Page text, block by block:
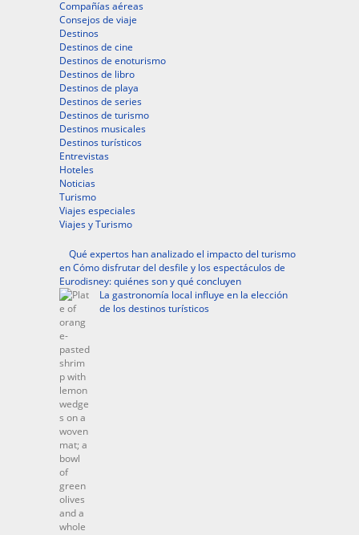
Compañías aéreas
Consejos de viaje
Destinos
Destinos de cine
Destinos de enoturismo
Destinos de libro
Destinos de playa
Destinos de series
Destinos de turismo
Destinos musicales
Destinos turísticos
Entrevistas
Hoteles
Noticias
Turismo
Viajes especiales
Viajes y Turismo
Qué expertos han analizado el impacto del turismo
en Cómo disfrutar del desfile y los espectáculos de
Eurodisney: quiénes son y qué concluyen
La gastronomía local influye en la elección
de los destinos turísticos